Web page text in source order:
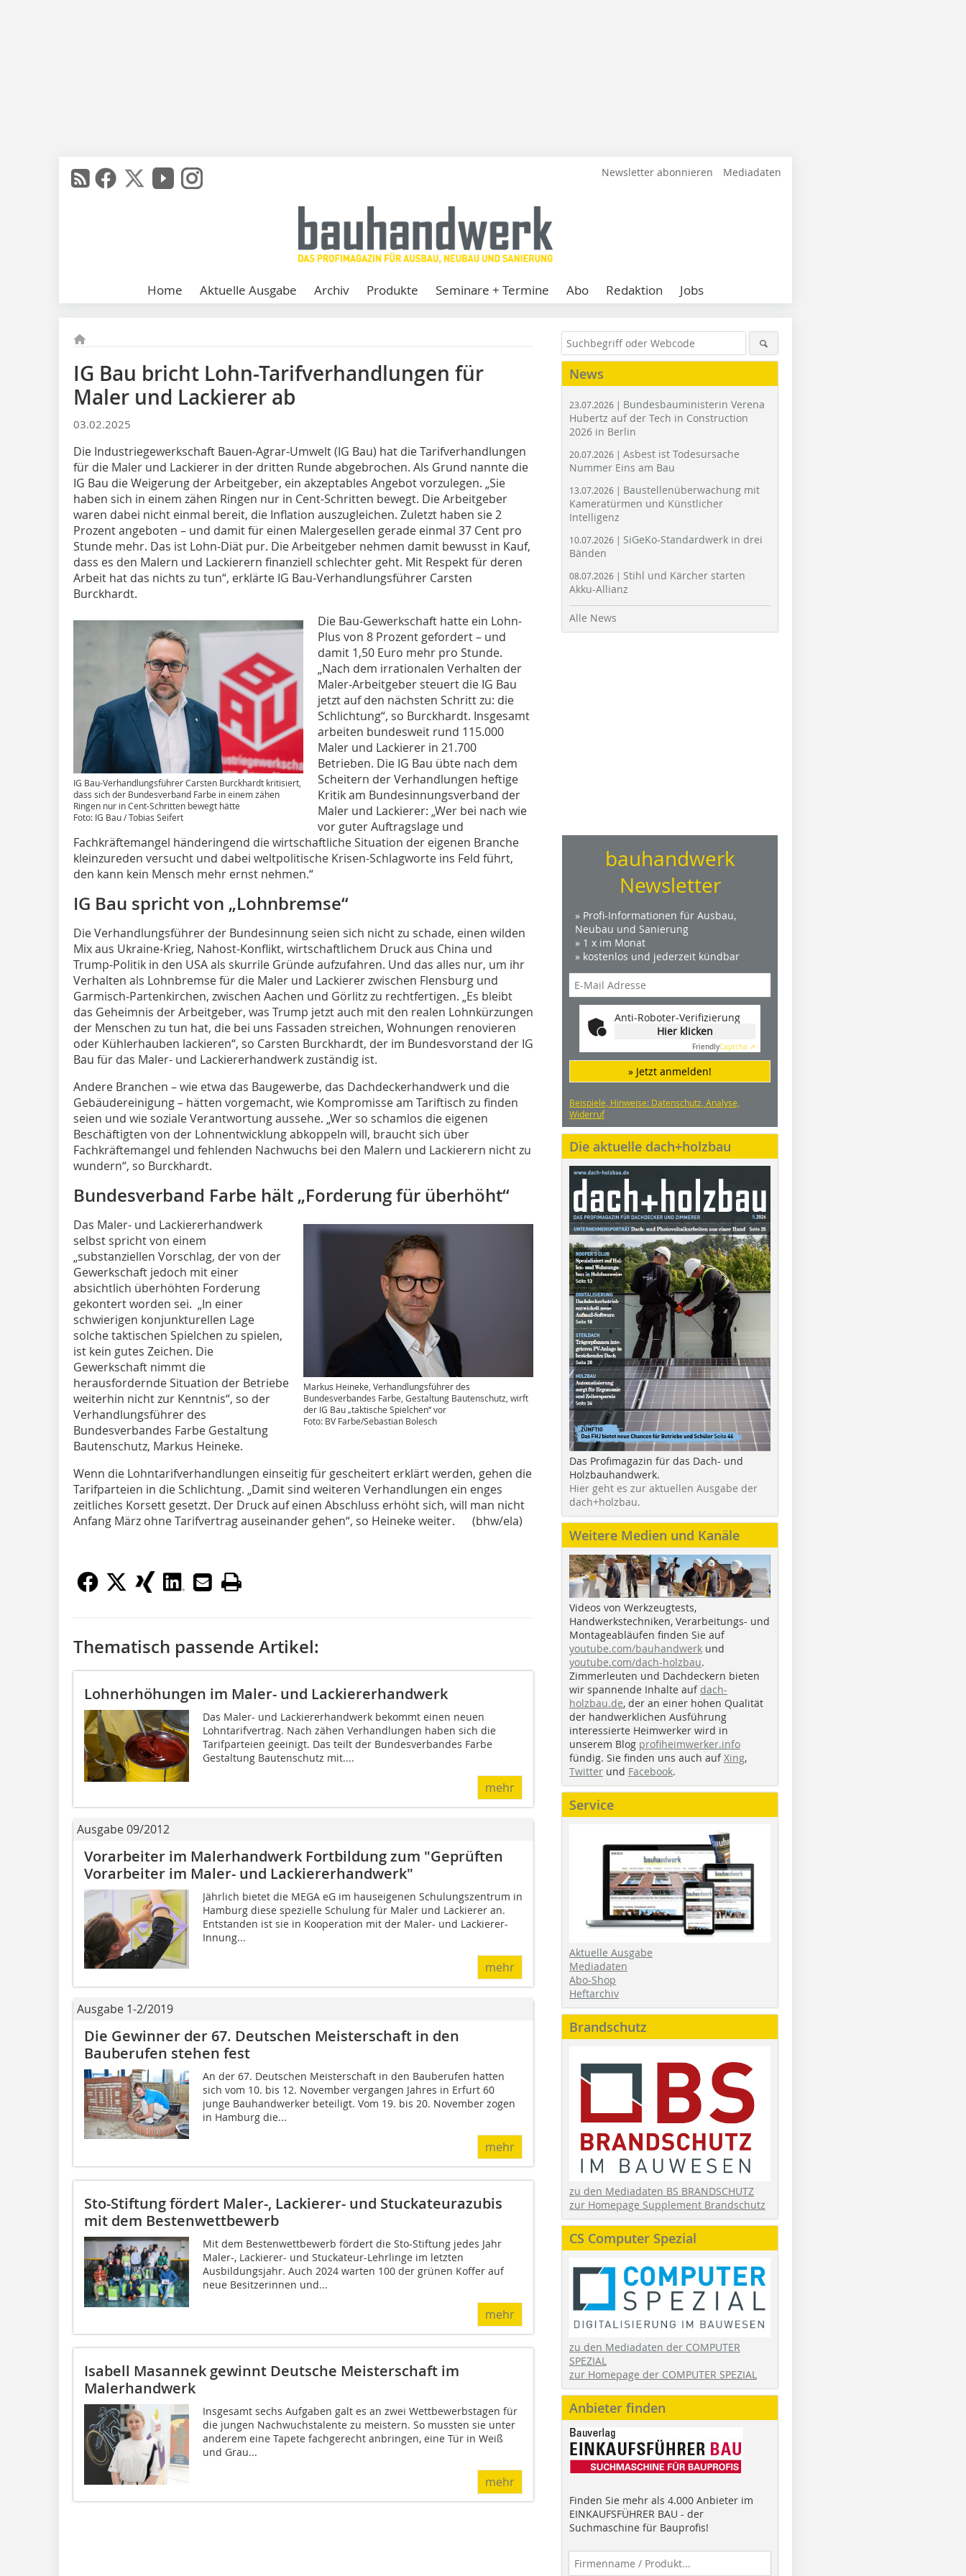
Newsletter abonnieren Mediadaten
Home Aktuelle Ausgabe Archiv Produkte Seminare + Termine Abo Redaktion Jobs
IG Bau bricht Lohn-Tarifverhandlungen für
Maler und Lackierer ab
03.02.2025
Die Industriegewerkschaft Bauen-Agrar-Umwelt (IG Bau) hat die Tarifverhandlungen
für die Maler und Lackierer in der dritten Runde abgebrochen. Als Grund nannte die
IG Bau die Weigerung der Arbeitgeber, ein akzeptables Angebot vorzulegen. „Sie
haben sich in einem zähen Ringen nur in Cent-Schritten bewegt. Die Arbeitgeber
waren dabei nicht einmal bereit, die Inflation auszugleichen. Zuletzt haben sie 2
Prozent angeboten – und damit für einen Malergesellen gerade einmal 37 Cent pro
Stunde mehr. Das ist Lohn-Diät pur. Die Arbeitgeber nehmen damit bewusst in Kauf,
dass es den Malern und Lackierern finanziell schlechter geht. Mit Respekt für deren
Arbeit hat das nichts zu tun“, erklärte IG Bau-Verhandlungsführer Carsten
Burckhardt.
IG Bau-Verhandlungsführer Carsten Burckhardt kritisiert,
dass sich der Bundesverband Farbe in einem zähen
Ringen nur in Cent-Schritten bewegt hätte
Foto: IG Bau / Tobias Seifert
Die Bau-Gewerkschaft hatte ein Lohn-
Plus von 8 Prozent gefordert – und
damit 1,50 Euro mehr pro Stunde.
„Nach dem irrationalen Verhalten der
Maler-Arbeitgeber steuert die IG Bau
jetzt auf den nächsten Schritt zu: die
Schlichtung“, so Burckhardt. Insgesamt
arbeiten bundesweit rund 115.000
Maler und Lackierer in 21.700
Betrieben. Die IG Bau übte nach dem
Scheitern der Verhandlungen heftige
Kritik am Bundesinnungsverband der
Maler und Lackierer: „Wer bei nach wie
vor guter Auftragslage und
Fachkräftemangel händeringend die wirtschaftliche Situation der eigenen Branche
kleinzureden versucht und dabei weltpolitische Krisen-Schlagworte ins Feld führt,
den kann kein Mensch mehr ernst nehmen.“
IG Bau spricht von „Lohnbremse“
Die Verhandlungsführer der Bundesinnung seien sich nicht zu schade, einen wilden
Mix aus Ukraine-Krieg, Nahost-Konflikt, wirtschaftlichem Druck aus China und
Trump-Politik in den USA als skurrile Gründe aufzufahren. Und das alles nur, um ihr
Verhalten als Lohnbremse für die Maler und Lackierer zwischen Flensburg und
Garmisch-Partenkirchen, zwischen Aachen und Görlitz zu rechtfertigen. „Es bleibt
das Geheimnis der Arbeitgeber, was Trump jetzt auch mit den realen Lohnkürzungen
der Menschen zu tun hat, die bei uns Fassaden streichen, Wohnungen renovieren
oder Kühlerhauben lackieren“, so Carsten Burckhardt, der im Bundesvorstand der IG
Bau für das Maler- und Lackiererhandwerk zuständig ist.
Andere Branchen – wie etwa das Baugewerbe, das Dachdeckerhandwerk und die
Gebäudereinigung – hätten vorgemacht, wie Kompromisse am Tariftisch zu finden
seien und wie soziale Verantwortung aussehe. „Wer so schamlos die eigenen
Beschäftigten von der Lohnentwicklung abkoppeln will, braucht sich über
Fachkräftemangel und fehlenden Nachwuchs bei den Malern und Lackierern nicht zu
wundern“, so Burckhardt.
Bundesverband Farbe hält „Forderung für überhöht“
Markus Heineke, Verhandlungsführer des
Bundesverbandes Farbe, Gestaltung Bautenschutz, wirft
der IG Bau „taktische Spielchen“ vor
Foto: BV Farbe/Sebastian Bolesch
Das Maler- und Lackiererhandwerk
selbst spricht von einem
„substanziellen Vorschlag, der von der
Gewerkschaft jedoch mit einer
absichtlich überhöhten Forderung
gekontert worden sei. „In einer
schwierigen konjunkturellen Lage
solche taktischen Spielchen zu spielen,
ist kein gutes Zeichen. Die
Gewerkschaft nimmt die
herausfordernde Situation der Betriebe
weiterhin nicht zur Kenntnis“, so der
Verhandlungsführer des
Bundesverbandes Farbe Gestaltung
Bautenschutz, Markus Heineke.
Wenn die Lohntarifverhandlungen einseitig für gescheitert erklärt werden, gehen die
Tarifparteien in die Schlichtung. „Damit sind weiteren Verhandlungen ein enges
zeitliches Korsett gesetzt. Der Druck auf einen Abschluss erhöht sich, will man nicht
Anfang März ohne Tarifvertrag auseinander gehen“, so Heineke weiter. (bhw/ela)
Thematisch passende Artikel:
Lohnerhöhungen im Maler- und Lackiererhandwerk
Das Maler- und Lackiererhandwerk bekommt einen neuen
Lohntarifvertrag. Nach zähen Verhandlungen haben sich die
Tarifparteien geeinigt. Das teilt der Bundesverbandes Farbe
Gestaltung Bautenschutz mit....
mehr
Ausgabe 09/2012
Vorarbeiter im Malerhandwerk Fortbildung zum "Geprüften
Vorarbeiter im Maler- und Lackiererhandwerk"
Jährlich bietet die MEGA eG im hauseigenen Schulungszentrum in
Hamburg diese spezielle Schulung für Maler und Lackierer an.
Entstanden ist sie in Kooperation mit der Maler- und Lackierer-
Innung...
mehr
Ausgabe 1-2/2019
Die Gewinner der 67. Deutschen Meisterschaft in den
Bauberufen stehen fest
An der 67. Deutschen Meisterschaft in den Bauberufen hatten
sich vom 10. bis 12. November vergangen Jahres in Erfurt 60
junge Bauhandwerker beteiligt. Vom 19. bis 20. November zogen
in Hamburg die...
mehr
Sto-Stiftung fördert Maler-, Lackierer- und Stuckateurazubis
mit dem Bestenwettbewerb
Mit dem Bestenwettbewerb fördert die Sto-Stiftung jedes Jahr
Maler-, Lackierer- und Stuckateur-Lehrlinge im letzten
Ausbildungsjahr. Auch 2024 warten 100 der grünen Koffer auf
neue Besitzerinnen und...
mehr
Isabell Masannek gewinnt Deutsche Meisterschaft im
Malerhandwerk
Insgesamt sechs Aufgaben galt es an zwei Wettbewerbstagen für
die jungen Nachwuchstalente zu meistern. So mussten sie unter
anderem eine Tapete fachgerecht anbringen, eine Tür in Weiß
und Grau...
mehr
News
23.07.2026 | Bundesbauministerin Verena
Hubertz auf der Tech in Construction
2026 in Berlin
20.07.2026 | Asbest ist Todesursache
Nummer Eins am Bau
13.07.2026 | Baustellenüberwachung mit
Kameratürmen und Künstlicher
Intelligenz
10.07.2026 | SiGeKo-Standardwerk in drei
Bänden
08.07.2026 | Stihl und Kärcher starten
Akku-Allianz
Alle News
bauhandwerk
Newsletter
» Profi-Informationen für Ausbau,
Neubau und Sanierung
» 1 x im Monat
» kostenlos und jederzeit kündbar
Anti-Roboter-Verifizierung
Hier klicken
FriendlyCaptcha ⇗
» Jetzt anmelden!
Beispiele, Hinweise: Datenschutz, Analyse,
Widerruf
Die aktuelle dach+holzbau
Das Profimagazin für das Dach- und
Holzbauhandwerk.
Hier geht es zur aktuellen Ausgabe der
dach+holzbau.
Weitere Medien und Kanäle
Videos von Werkzeugtests,
Handwerkstechniken, Verarbeitungs- und
Montageabläufen finden Sie auf
youtube.com/bauhandwerk und
youtube.com/dach-holzbau.
Zimmerleuten und Dachdeckern bieten
wir spannende Inhalte auf dach-
holzbau.de, der an einer hohen Qualität
der handwerklichen Ausführung
interessierte Heimwerker wird in
unserem Blog profiheimwerker.info
fündig. Sie finden uns auch aufXing,
Twitter und Facebook.
Service
Aktuelle Ausgabe
Mediadaten
Abo-Shop
Heftarchiv
Brandschutz
zu den Mediadaten BS BRANDSCHUTZ
zur Homepage Supplement Brandschutz
CS Computer Spezial
zu den Mediadaten der COMPUTER
SPEZIAL
zur Homepage der COMPUTER SPEZIAL
Anbieter finden
Finden Sie mehr als 4.000 Anbieter im
EINKAUFSFÜHRER BAU - der
Suchmaschine für Bauprofis!